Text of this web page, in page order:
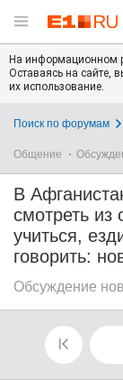
На информационном
Оставаясь на сайте,
их использование.
Поиск по форумам
Общение
В
смотреть из
учиться,
говорить:
Обсуждение